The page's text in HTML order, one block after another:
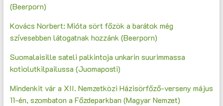
(Beerporn)
Kovács Norbert: Mióta sört főzök a barátok még
szívesebben látogatnak hozzánk (Beerporn)
Suomalaisille sateli palkintoja unkarin suurimmassa
kotiolutkilpailussa (Juomaposti)
Mindenkit vár a XII. Nemzetközi Házisörfőző-verseny május
11-én, szombaton a Főzdeparkban (Magyar Nemzet)